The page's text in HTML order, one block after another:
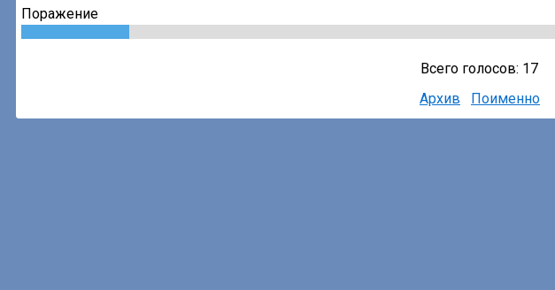
Поражение
Всего голосов: 17
Архив
Поименно